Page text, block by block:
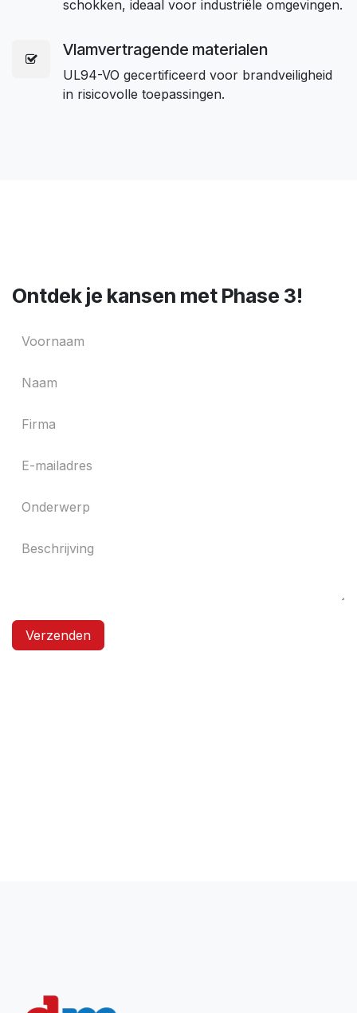
schokken, ideaal voor industriële omgevingen.
Vlamvertragende materialen
UL94-VO gecertificeerd voor brandveiligheid
in risicovolle toepassingen.
Ontdek je kansen met Phase 3!
Verzenden